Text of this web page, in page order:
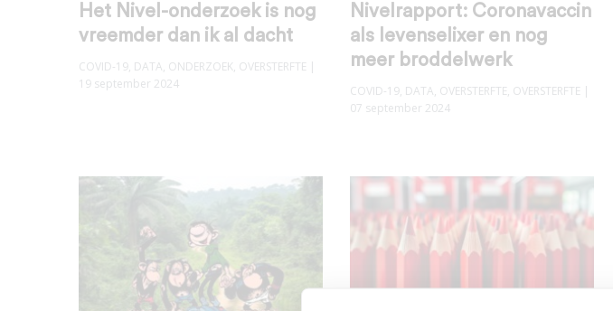
Het Nivel-onderzoek is nog
vreemder dan ik al dacht
COVID-19, DATA, ONDERZOEK, OVERSTERFTE |
19 september 2024
Nivelrapport: Coronavaccin
als levenselixer en nog
meer broddelwerk
COVID-19, DATA, OVERSTERFTE, OVERSTERFTE |
07 september 2024